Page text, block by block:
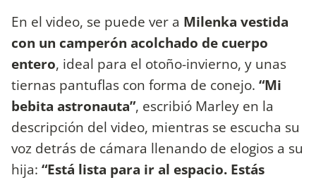
En el video, se puede ver a Milenka vestida
con un camperón acolchado de cuerpo
entero, ideal para el otoño-invierno, y unas
tiernas pantuflas con forma de conejo. “Mi
bebita astronauta”, escribió Marley en la
descripción del video, mientras se escucha su
voz detrás de cámara llenando de elogios a su
hija: “Está lista para ir al espacio. Estás